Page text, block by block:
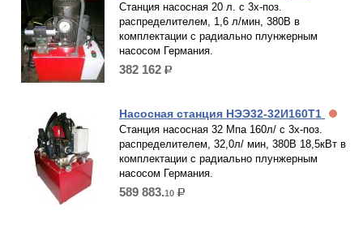
Станция насосная 20 л. с 3х-поз.
распределителем, 1,6 л/мин, 380В в
комплектации с радиально плунжерным
насосом Германия.
382 162 р.
Насосная станция НЭЭ32-32И160Т1
Станция насосная 32 Мпа 160л/ с 3х-поз.
распределителем, 32,0л/ мин, 380В 18,5кВт в
комплектации с радиально плунжерным
насосом Германия.
589 883.10 р.